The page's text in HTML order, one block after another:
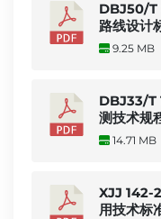
DBJ50/T
路线设计
9.25 MB
DBJ33/T
测技术规
14.71 MB
XJJ 142-
用技术标